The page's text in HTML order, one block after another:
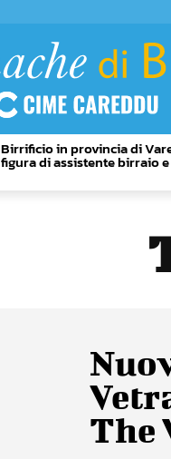
Birrificio in provincia di
figura di assistente birraio
The